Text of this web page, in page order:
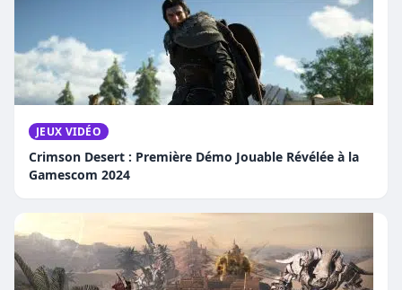
JEUX VIDÉO
Crimson Desert : Première Démo Jouable Révélée à la
Gamescom 2024